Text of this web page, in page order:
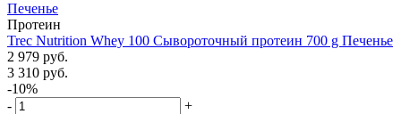
Протеин
Trec Nutrition Whey 100 Сывороточный протеин 700 g Печенье
2 979 руб.
3 310 руб.
-10%
-
+